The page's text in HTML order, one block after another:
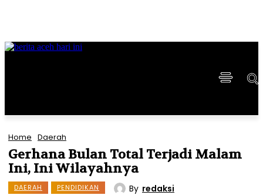
Home Daerah
Gerhana Bulan Total Terjadi Malam
Ini, Ini Wilayahnya
DAERAH PENDIDIKAN By redaksi